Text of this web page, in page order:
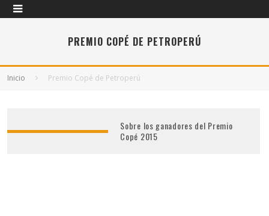
PREMIO COPÉ DE PETROPERÚ
Inicio Premio Copé de Petroperú
Sobre los ganadores del Premio
Copé 2015